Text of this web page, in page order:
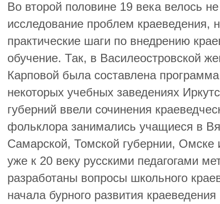
Во второй половине 19 века велось
исследование проблем краеведения,
практические шаги по внедрению
обучение. Так, в Василеостровской
Карповой была составлена
некоторых учебных заведениях
губерний ввели сочинения
фольклора занимались учащиеся в
Самарской, Томской губернии, Омске
уже к 20 веку русскими педагогами
разработаны вопросы школьного
начала бурного развития